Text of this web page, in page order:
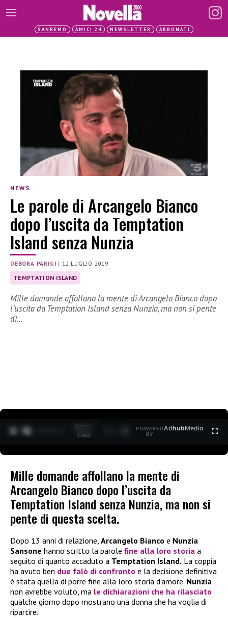
SANREMO AMICI 24 NEWSLETTER ABBONATI
NEWS
Le parole di Arcangelo Bianco
dopo l’uscita da Temptation
Island senza Nunzia
DEBORA PARIGI | 12 LUGLIO 2019
TEMPTATION ISLAND
Mille domande affollano la mente di Arcangelo Bianco dopo
l’uscita da Temptation Island senza Nunzia, ma non si pente
di…
0:27 /
1:40
POWERED
BY
AdhubMedia
Mille domande affollano la mente di
Arcangelo Bianco dopo l’uscita da
Temptation Island senza Nunzia, ma non si
pente di questa scelta.
Dopo 13 anni di relazione, Arcangelo Bianco e Nunzia
Sansone hanno scritto la parole fine alla loro storia a
seguito di quanto accaduto a Temptation Island. La coppia
ha avuto ben due falò di confronto e la decisione definitiva
è stata quella di porre fine alla loro storia d’amore. Nunzia
non avrebbe voluto, ma le dichiarazioni che ha rilasciato
qualche giorno dopo mostrano una donna che ha voglia di
ripartire.